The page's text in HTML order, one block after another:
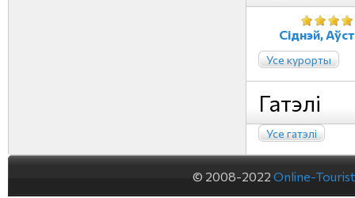
Сіднэй,
Усе курорты
Гатэлі
Усе гатэлі
© 2008-2022 Online-